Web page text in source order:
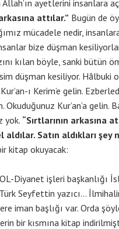
ayetlerini insanlara
attılar.” Bugün de
mücadele nedir,
bize düşman
kılan böyle, sanki bütün
düşman kesiliyor. Hâlbuki
ı Kerim’e gelin.
Okuduğunuz Kur’an’a gelin.
yok. “Sırtlarının arkasına
aldılar. Satın aldıkları şey
kitap okuyacak:
Diyanet işleri başkanlığı
Seyfettin yazıcı…
iman başlığı var. Orda
bir kısmına kitap